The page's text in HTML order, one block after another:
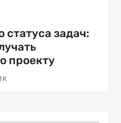
статуса задач:
проекту